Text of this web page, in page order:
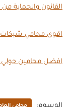
القانون والحماية
اقوى محامي شيكات
افضل محامين حولي –